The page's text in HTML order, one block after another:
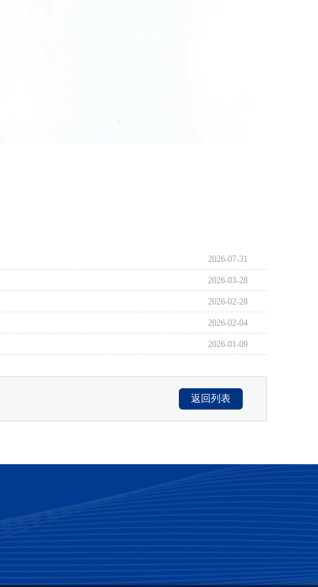
2026-07-31
2026-03-28
2026-02-28
2026-02-04
2026-01-09
返回列表